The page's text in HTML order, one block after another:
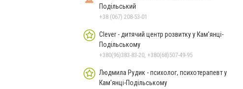
Подільський
+38 (067) 208-53-01
Clever - дитячий центр розвитку у Кам’янці-
Подільському
+380(96)383-83-20, +380(68)507-49-95
Людмила Рудик - психолог, психотерапевт у
Кам'янці-Подільському